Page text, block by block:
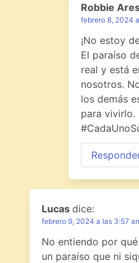
Robbie
febrero 8, 2024
¡No estoy
El paraíso
real y está
nosotros.
los demás
para vivirlo.
Lucas dice:
febrero 9, 2024 a las 3:57
No entiendo por
un paraíso que ni